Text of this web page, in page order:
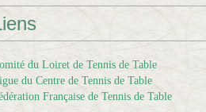
du Loiret de Tennis de Table
du Centre de Tennis de Table
Française de Tennis de Table